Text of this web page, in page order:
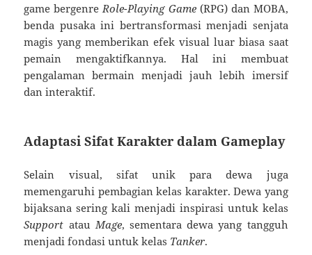
game bergenre Role-Playing Game(RPG) dan MOBA,
benda pusaka ini bertransformasi menjadi senjata
magis yang memberikan efek visual luar biasa saat
pemain mengaktifkannya. Hal ini membuat
pengalaman bermain menjadi jauh lebih imersif
dan interaktif.
Adaptasi Sifat Karakter dalam Gameplay
Selain visual, sifat unik para dewa juga
memengaruhi pembagian kelas karakter. Dewa yang
bijaksana sering kali menjadi inspirasi untuk kelas
Support atau Mage, sementara dewa yang tangguh
menjadi fondasi untuk kelas Tanker.